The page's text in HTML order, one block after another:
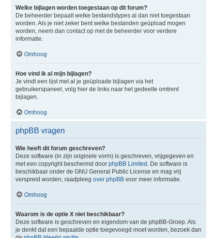
Welke bijlagen worden toegestaan op dit forum?
De beheerder bepaalt welke bestandstypes al dan niet toegestaan
worden. Als je niet zeker bent welke bestanden geüpload mogen
worden, neem dan contact op met de beheerder voor verdere
informatie.
Omhoog
Hoe vind ik al mijn bijlagen?
Je vindt een lijst met al je geüploade bijlagen via het
gebruikerspaneel, volg hier de links naar het gedeelte omtrent
bijlagen.
Omhoog
phpBB vragen
Wie heeft dit forum geschreven?
Deze software (in zijn originele vorm) is geschreven, vrijgegeven en
met een copyright beschermd door phpBB Limited . De software is
beschikbaar onder de GNU General Public License en mag vrij
verspreid worden, raadpleeg over phpBBvoor meer informatie.
Omhoog
Waarom is de optie X niet beschikbaar?
Deze software is geschreven en eigendom van de phpBB-Groep. Als
je denkt dat een bepaalde optie toegevoegd moet worden, bezoek dan